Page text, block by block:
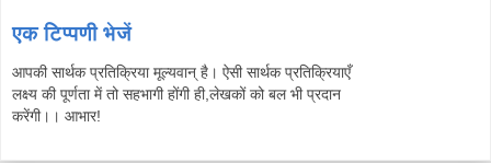
एक टिप्पणी भेजें
आपकी सार्थक प्रतिक्रिया मूल्यवान् है। ऐसी सार्थक प्रतिक्रियाएँ
लक्ष्य की पूर्णता में तो सहभागी होंगी ही,लेखकों को बल भी प्रदान
करेंगी।। आभार!